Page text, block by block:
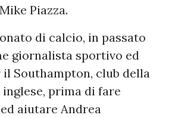
Piazza.
di calcio, in passato
giornalista sportivo ed
Southampton, club della
prima di fare
aiutare Andrea